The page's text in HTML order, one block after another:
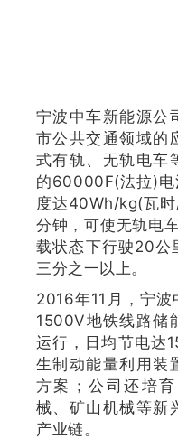
宁波中车新能源公
市公共交通领域的
式有轨、无轨电车
的60000F(法拉)电
度达40Wh/kg(瓦
分钟，可使无轨电
载状态下行驶20公
三分之一以上。
2016年11月，宁
1500V地铁线路储
运行，日均节电达
生制动能量利用装
方案；公司还培
械、矿山机械等新
产业链。